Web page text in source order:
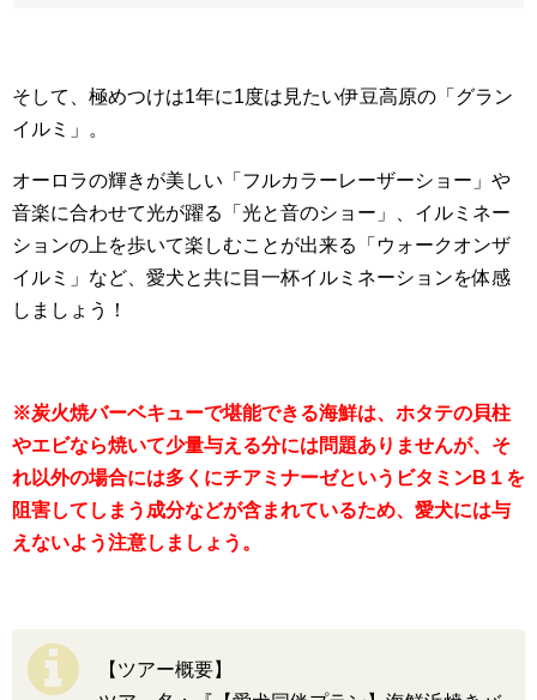
そして、極めつけは1年に1度は見たい伊豆高原の「グラン
イルミ」。
オーロラの輝きが美しい「フルカラーレーザーショー」や
音楽に合わせて光が躍る「光と音のショー」、イルミネー
ションの上を歩いて楽しむことが出来る「ウォークオンザ
イルミ」など、愛犬と共に目一杯イルミネーションを体感
しましょう！
※炭火焼バーベキューで堪能できる海鮮は、ホタテの貝柱
やエビなら焼いて少量与える分には問題ありませんが、そ
れ以外の場合には多くにチアミナーゼというビタミンB１を
阻害してしまう成分などが含まれているため、愛犬には与
えないよう注意しましょう。
【ツアー概要】